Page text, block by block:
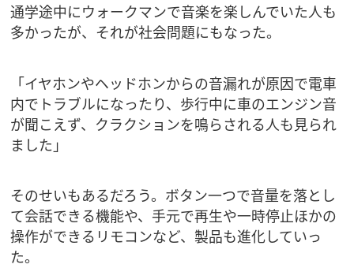
通学途中にウォークマンで音楽を楽しんでいた人も
多かったが、それが社会問題にもなった。
「イヤホンやヘッドホンからの音漏れが原因で電車
内でトラブルになったり、歩行中に車のエンジン音
が聞こえず、クラクションを鳴らされる人も見られ
ました」
そのせいもあるだろう。ボタン一つで音量を落とし
て会話できる機能や、手元で再生や一時停止ほかの
操作ができるリモコンなど、製品も進化していっ
た。